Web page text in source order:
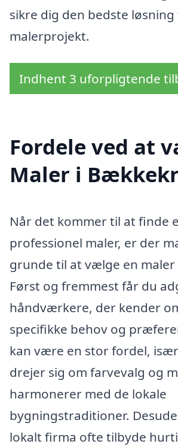
sikre dig den bedste
malerprojekt.
Indhent 3 uforpligtende
Fordele ved at
Maler i
Når det kommer til at finde
professionel maler, er der
grunde til at vælge en
Først og fremmest får du
håndværkere, der kender
specifikke behov og
kan være en stor fordel,
drejer sig om farvevalg og
harmonerer med de lokale
bygningstraditioner.
lokalt firma ofte tilbyde